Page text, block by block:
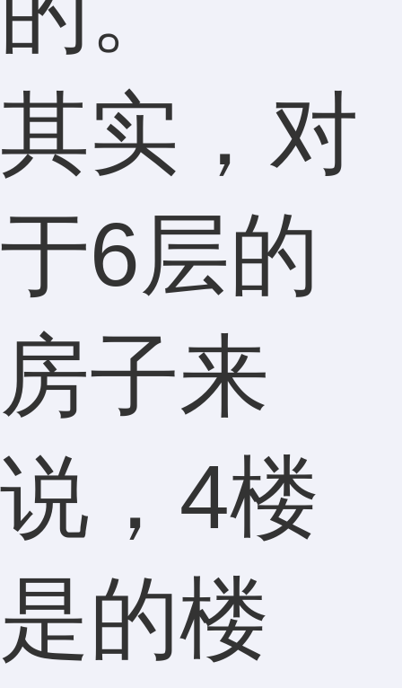
其实，对
于6层的
房子来
说，4楼
是的楼